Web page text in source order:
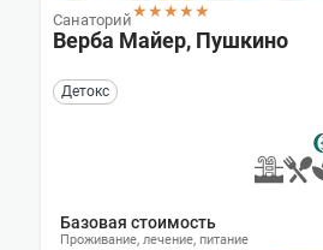
Санаторий★★★★★
Верба Майер, Пушкино
Детокс
Базовая стоимость
Проживание, лечение, питание